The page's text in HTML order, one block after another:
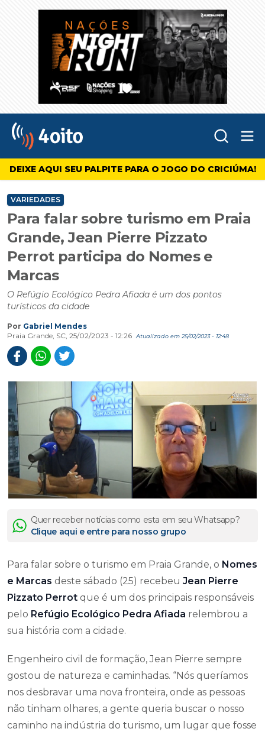
4oito
DEIXE AQUI SEU PALPITE PARA O JOGO DO CRICIÚMA!
VARIEDADES
Para falar sobre turismo em Praia
Grande, Jean Pierre Pizzato
Perrot participa do Nomes e
Marcas
O Refúgio Ecológico Pedra Afiada é um dos pontos
turísticos da cidade
Por Gabriel Mendes
Praia Grande, SC, 25/02/2023 - 12:26
Atualizado em 25/02/2023 - 12:48
Quer receber notícias como esta em seu Whatsapp?
Clique aqui e entre para nosso grupo
Para falar sobre o turismo em Praia Grande, o Nomes
e Marcas deste sábado (25) recebeu Jean Pierre
Pizzato Perrot que é um dos principais responsáveis
pelo Refúgio Ecológico Pedra Afiada relembrou a
sua história com a cidade.
Engenheiro civil de formação, Jean Pierre sempre
gostou de natureza e caminhadas. “Nós queríamos
nos desbravar uma nova fronteira, onde as pessoas
não tinham olhares, a gente queria buscar o nosso
caminho na indústria do turismo, um lugar que fosse